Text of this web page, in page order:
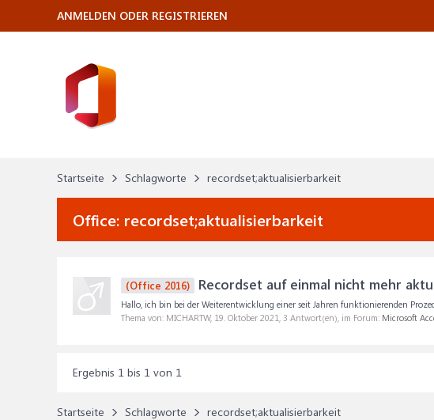
Startseite Schlagworte recordset;aktualisierbarkeit
Office: recordset;aktualisierbarkeit
(Office 2016) Recordset auf einmal nicht mehr
Hallo, ich bin bei der Weiterentwicklung einer seit Jahren funktionierenden
Thema von: MICHARTW, 19. Oktober 2021, 3 Antwort(en), im Forum: Microsoft
Ergebnis 1 bis 1 von 1
Startseite Schlagworte recordset;aktualisierbarkeit
ANMELDEN ODER REGISTRIEREN